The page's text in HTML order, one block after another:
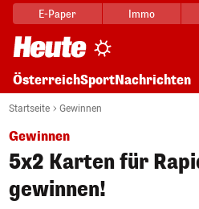
E-Paper Immo
ÖsterreichSportNachrichten
Startseite Gewinnen
Gewinnen
5x2 Karten für
gewinnen!